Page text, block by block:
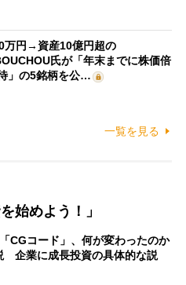
万円→資産10億円超の
氏が「年末までに株価倍
」の5銘柄を公…
一覧を見る
始めよう！」
CGコード」、何が変わったのか
企業に成長投資の具体的な説